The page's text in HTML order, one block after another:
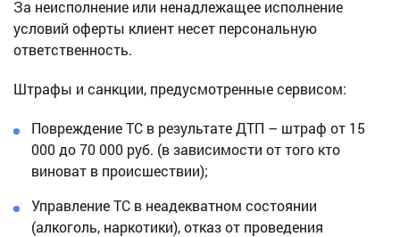
За неисполнение или ненадлежащее исполнение
условий оферты клиент несет персональную
ответственность.
Штрафы и санкции, предусмотренные сервисом:
Повреждение ТС в результате ДТП – штраф от 15
000 до 70 000 руб. (в зависимости от того кто
виноват в происшествии);
Управление ТС в неадекватном состоянии
(алкоголь, наркотики), отказ от проведения